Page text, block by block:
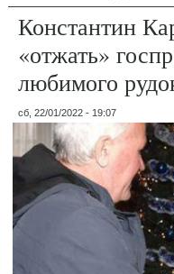
Константин
«отжать»
любимого
сб, 22/01/2022 - 19:07